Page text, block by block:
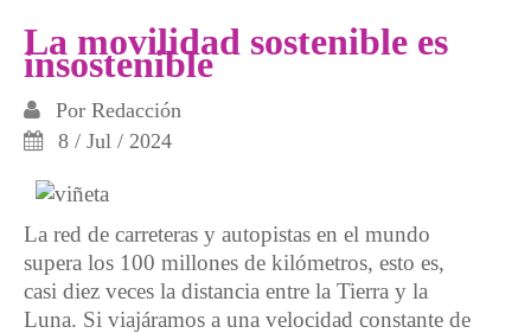
La movilidad sostenible es
insostenible
Por Redacción
8 / Jul / 2024
La red de carreteras y autopistas en el mundo
supera los 100 millones de kilómetros, esto es,
casi diez veces la distancia entre la Tierra y la
Luna. Si viajáramos a una velocidad constante de